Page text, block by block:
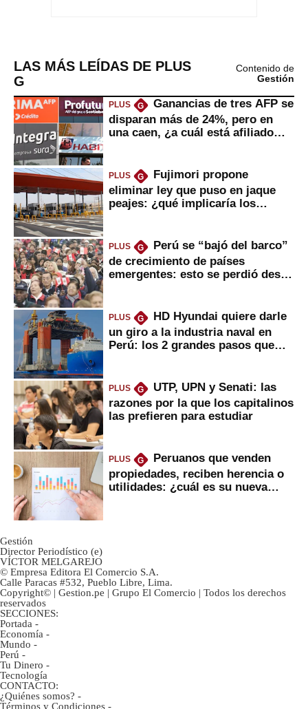
LAS MÁS LEÍDAS DE PLUS
G
Contenido de
Gestión
PLUS G
Ganancias de tres AFP se
disparan más de 24%, pero en
una caen, ¿a cuál está afiliado
PLUS G
Fujimori propone
eliminar ley que puso en jaque
peajes: ¿qué implicaría los
PLUS G
Perú se “bajó del barco”
de crecimiento de países
emergentes: esto se perdió desde
PLUS G
HD Hyundai quiere darle
un giro a la industria naval en
Perú: los 2 grandes pasos que
PLUS G
UTP, UPN y Senati: las
razones por la que los capitalinos
las prefieren para estudiar
PLUS G
Peruanos que venden
propiedades, reciben herencia o
utilidades: ¿cuál es su nueva
Gestión
Director Periodístico (e)
VÍCTOR MELGAREJO
© Empresa Editora El Comercio S.A.
Calle Paracas #532, Pueblo Libre, Lima.
Copyright© | Gestion.pe | Grupo El Comercio | Todos los derechos
reservados
SECCIONES:
Portada -
Economía -
Mundo -
Perú -
Tu Dinero -
Tecnología
CONTACTO:
¿Quiénes somos? -
Términos y Condiciones -